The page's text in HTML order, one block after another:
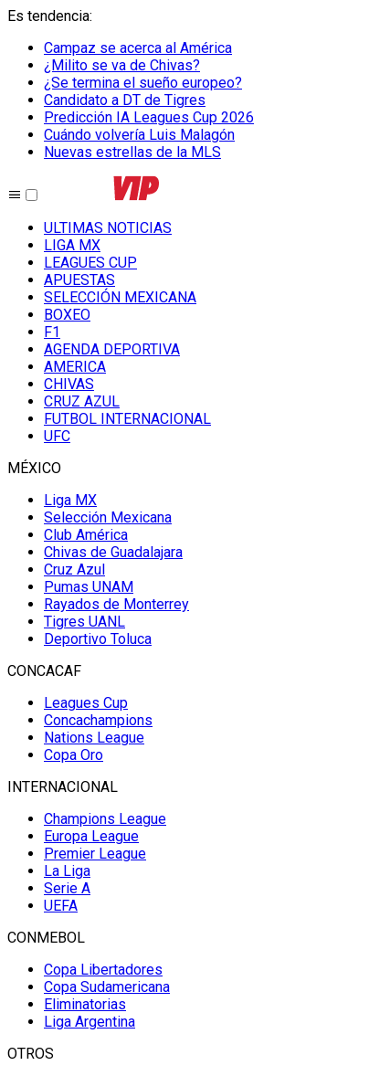
Es tendencia:
Campaz se acerca al América
¿Milito se va de Chivas?
¿Se termina el sueño europeo?
Candidato a DT de Tigres
Predicción IA Leagues Cup 2026
Cuándo volvería Luis Malagón
Nuevas estrellas de la MLS
ULTIMAS NOTICIAS
LIGA MX
LEAGUES CUP
APUESTAS
SELECCIÓN MEXICANA
BOXEO
F1
AGENDA DEPORTIVA
AMERICA
CHIVAS
CRUZ AZUL
FUTBOL INTERNACIONAL
UFC
MÉXICO
Liga MX
Selección Mexicana
Club América
Chivas de Guadalajara
Cruz Azul
Pumas UNAM
Rayados de Monterrey
Tigres UANL
Deportivo Toluca
CONCACAF
Leagues Cup
Concachampions
Nations League
Copa Oro
INTERNACIONAL
Champions League
Europa League
Premier League
La Liga
Serie A
UEFA
CONMEBOL
Copa Libertadores
Copa Sudamericana
Eliminatorias
Liga Argentina
OTROS